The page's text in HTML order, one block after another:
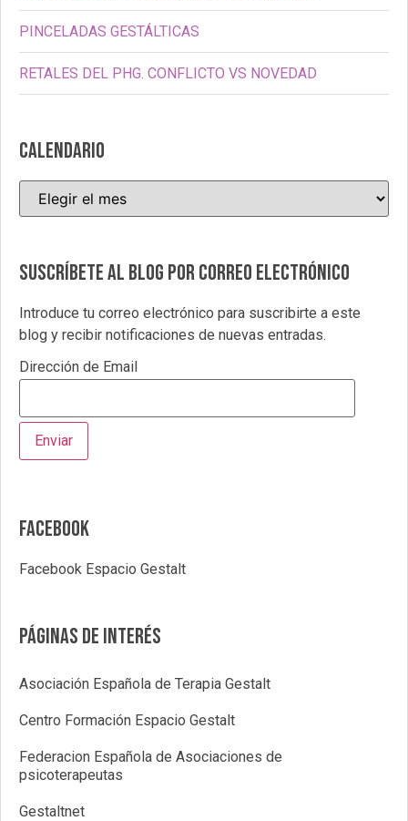
PINCELADAS GESTÁLTICAS
RETALES DEL PHG. CONFLICTO VS NOVEDAD
CALENDARIO
Suscríbete al blog por correo electrónico
Introduce tu correo electrónico para suscribirte a este
blog y recibir notificaciones de nuevas entradas.
Dirección de Email
Facebook
Facebook Espacio Gestalt
Páginas de interés
Asociación Española de Terapia Gestalt
Centro Formación Espacio Gestalt
Federacion Española de Asociaciones de
psicoterapeutas
Gestaltnet